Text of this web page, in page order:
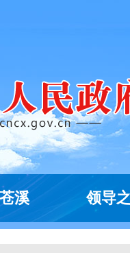
溪 领导